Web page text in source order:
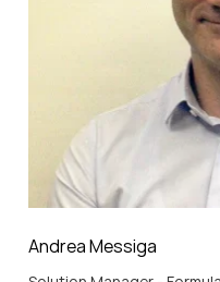
Andrea Messiga